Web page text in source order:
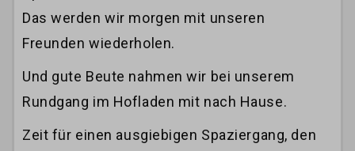
Das werden wir morgen mit unseren
Freunden wiederholen.
Und gute Beute nahmen wir bei unserem
Rundgang im Hofladen mit nach Hause.
Zeit für einen ausgiebigen Spaziergang, den